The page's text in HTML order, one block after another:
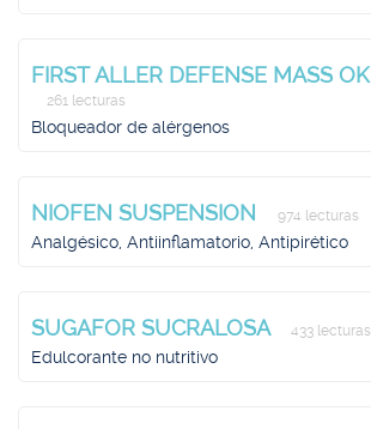
FIRST ALLER DEFENSE MASS OK
261 lecturas
Bloqueador de alérgenos
NIOFEN SUSPENSION 974 lecturas
Analgésico, Antiinflamatorio, Antipirético
SUGAFOR SUCRALOSA 433 lecturas
Edulcorante no nutritivo